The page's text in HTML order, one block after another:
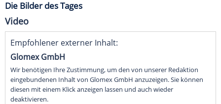
Die Bilder des Tages
Video
Empfohlener externer Inhalt:
Glomex GmbH
Wir benötigen Ihre Zustimmung, um den von unserer Redaktion
eingebundenen Inhalt von Glomex GmbH anzuzeigen. Sie können
diesen mit einem Klick anzeigen lassen und auch wieder
deaktivieren.